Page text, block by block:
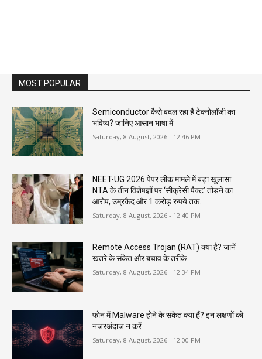
MOST POPULAR
Semiconductor कैसे बदल रहा है टेक्नोलॉजी का
भविष्य? जानिए आसान भाषा में
Saturday, 8 August, 2026 - 12:46 PM
NEET-UG 2026 पेपर लीक मामले में बड़ा खुलासा:
NTA के तीन विशेषज्ञों पर ‘सीक्रेसी पैक्ट’ तोड़ने का
आरोप, उम्रकैद और 1 करोड़ रुपये तक...
Saturday, 8 August, 2026 - 12:40 PM
Remote Access Trojan (RAT) क्या है? जानें
खतरे के संकेत और बचाव के तरीके
Saturday, 8 August, 2026 - 12:34 PM
फोन में Malware होने के संकेत क्या हैं? इन लक्षणों को
नजरअंदाज न करें
Saturday, 8 August, 2026 - 12:00 PM